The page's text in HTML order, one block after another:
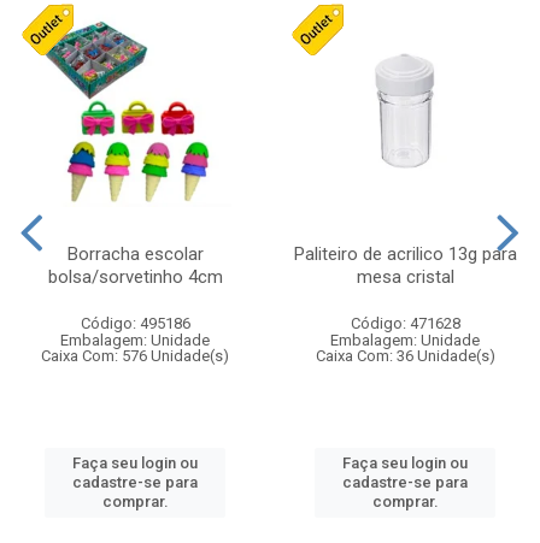
Borracha escolar
bolsa/sorvetinho 4cm
Código: 495186
Embalagem: Unidade
Caixa Com: 576 Unidade(s)
Faça seu login ou
cadastre-se para
comprar.
Paliteiro de acrilico 13g para
mesa cristal
Código: 471628
Embalagem: Unidade
Caixa Com: 36 Unidade(s)
Faça seu login ou
cadastre-se para
comprar.